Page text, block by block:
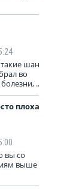
шансы
во
...
плохая
вы со
выше